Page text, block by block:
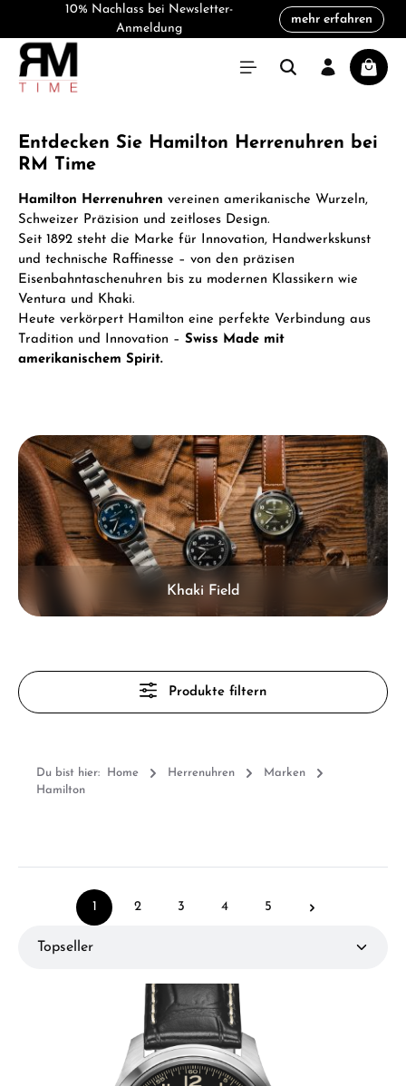
10% Nachlass bei Newsletter-
Anmeldung
mehr erfahren
Entdecken Sie Hamilton Herrenuhren bei
RM Time
Hamilton Herrenuhren vereinen amerikanische Wurzeln,
Schweizer Präzision und zeitloses Design.
Seit 1892 steht die Marke für Innovation, Handwerkskunst
und technische Raffinesse – von den präzisen
Eisenbahntaschenuhren bis zu modernen Klassikern wie
Ventura und Khaki.
Heute verkörpert Hamilton eine perfekte Verbindung aus
Tradition und Innovation – Swiss Made mit
amerikanischem Spirit.
Kategoriegalerie überspringen
Khaki Field
Produkte filtern
Du bist hier: Home Herrenuhren
Marken
Hamilton
Seite
1 2 3 4 5